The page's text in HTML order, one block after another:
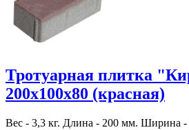
Тротуарная плитка
200х100х80 (красная)
Вес - 3,3 кг. Длина - 200 мм. Ширина